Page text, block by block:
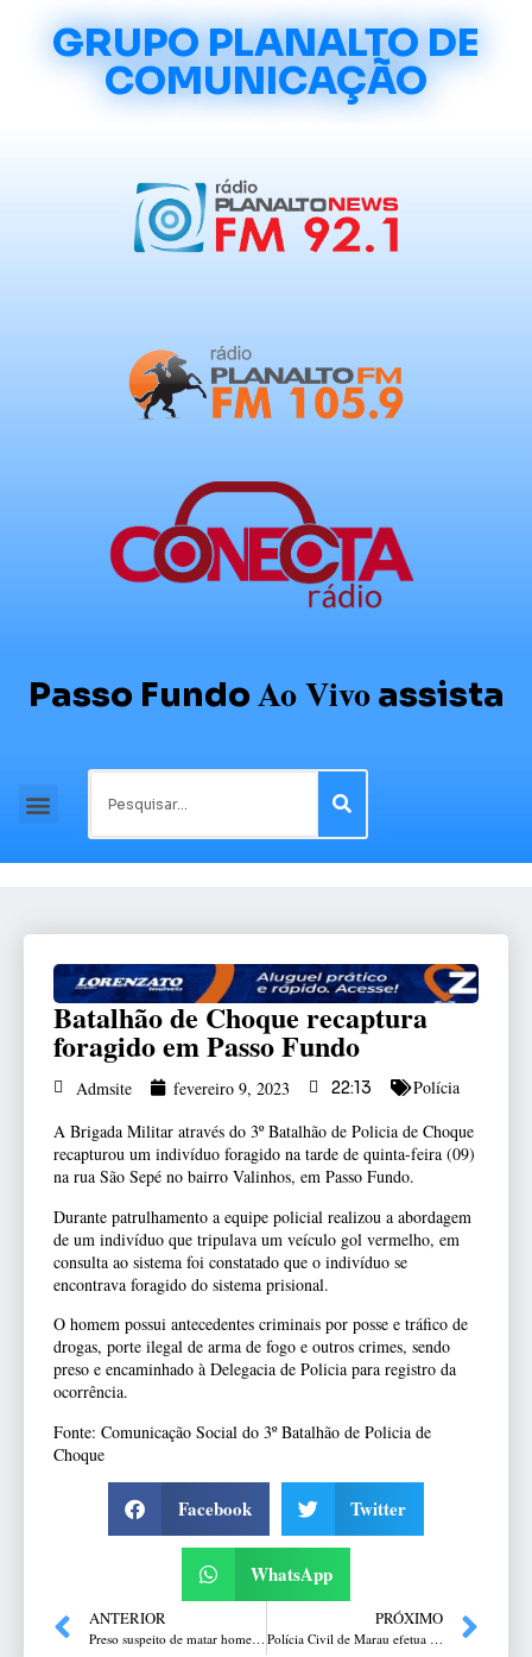
GRUPO PLANALTO DE
COMUNICAÇÃO
Passo Fundo Ao Vivo assista
Batalhão de Choque recaptura
foragido em Passo Fundo
Admsite fevereiro 9, 2023 22:13
Polícia
A Brigada Militar através do 3º Batalhão de Policia de Choque
recapturou um indivíduo foragido na tarde de quinta-feira (09)
na rua São Sepé no bairro Valinhos, em Passo Fundo.
Durante patrulhamento a equipe policial realizou a abordagem
de um indivíduo que tripulava um veículo gol vermelho, em
consulta ao sistema foi constatado que o indivíduo se
encontrava foragido do sistema prisional.
O homem possui antecedentes criminais por posse e tráfico de
drogas, porte ilegal de arma de fogo e outros crimes, sendo
preso e encaminhado à Delegacia de Policia para registro da
ocorrência.
Fonte: Comunicação Social do 3º Batalhão de Policia de
Choque
Facebook Twitter
WhatsApp
ANTERIOR
Preso suspeito de matar homem com facada em Ibirapuitã
PRÓXIMO
Polícia Civil de Marau efetua prisão por tráfico de drogas